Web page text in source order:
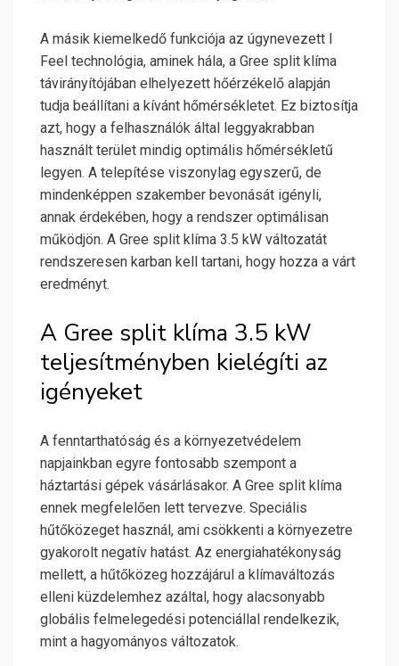
A másik kiemelkedő funkciója az úgynevezett I
Feel technológia, aminek hála, a Gree split klíma
távirányítójában elhelyezett hőérzékelő alapján
tudja beállítani a kívánt hőmérsékletet. Ez biztosítja
azt, hogy a felhasználók által leggyakrabban
használt terület mindig optimális hőmérsékletű
legyen. A telepítése viszonylag egyszerű, de
mindenképpen szakember bevonását igényli,
annak érdekében, hogy a rendszer optimálisan
működjön. A Gree split klíma 3.5 kW változatát
rendszeresen karban kell tartani, hogy hozza a várt
eredményt.
A Gree split klíma 3.5 kW
teljesítményben kielégíti az
igényeket
A fenntarthatóság és a környezetvédelem
napjainkban egyre fontosabb szempont a
háztartási gépek vásárlásakor. A Gree split klíma
ennek megfelelően lett tervezve. Speciális
hűtőközeget használ, ami csökkenti a környezetre
gyakorolt negatív hatást. Az energiahatékonyság
mellett, a hűtőközeg hozzájárul a klímaváltozás
elleni küzdelemhez azáltal, hogy alacsonyabb
globális felmelegedési potenciállal rendelkezik,
mint a hagyományos változatok.